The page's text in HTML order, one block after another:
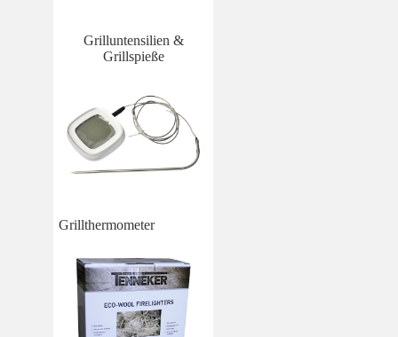
Grilluntensilien &
Grillspieße
Grillthermometer